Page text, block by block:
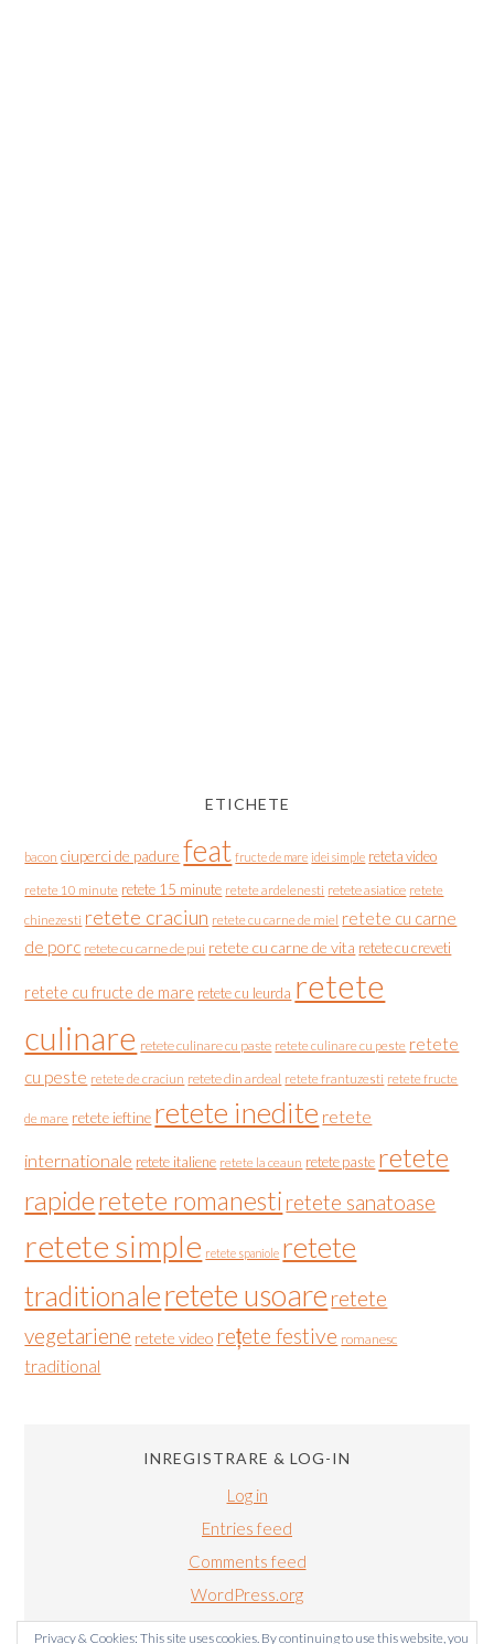
ETICHETE
bacon ciuperci de padure feat fructe de mare idei simple reteta video
retete 10 minute retete 15 minute retete ardelenesti retete asiatice retete
chinezesti retete craciun retete cu carne de miel retete cu carne
de porc retete cu carne de pui retete cu carne de vita retete cu creveti
retete cu fructe de mare retete cu leurda retete
culinare retete culinare cu paste retete culinare cu peste retete
cu peste retete de craciun retete din ardeal retete frantuzesti retete fructe
de mare retete ieftine retete inedite retete
internationale retete italiene retete la ceaun retete paste retete
rapideretete romanesti retete sanatoase
retete simple retete spaniole retete
traditionaleretete usoare retete
vegetariene retete video rețete festive romanesc
traditional
INREGISTRARE & LOG-IN
Log in
Entries feed
Comments feed
WordPress.org
Privacy & Cookies: This site uses cookies. By continuing to use this website, you